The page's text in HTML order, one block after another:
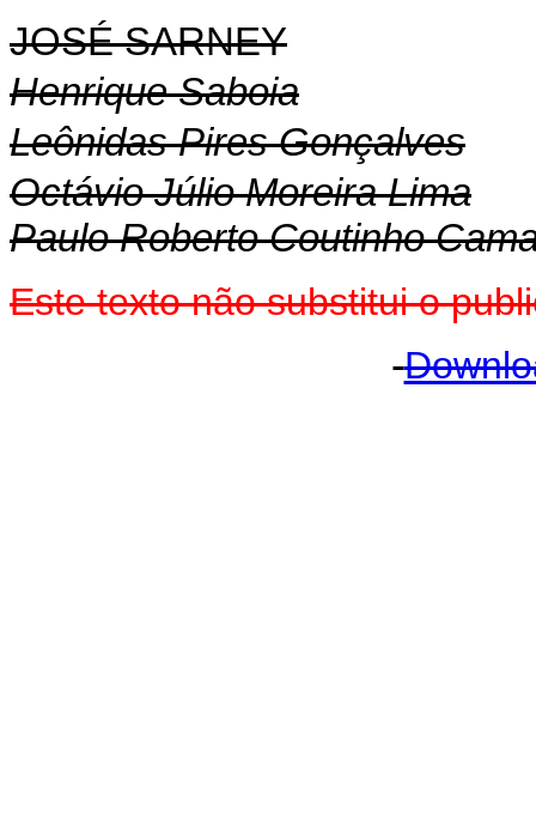
JOSÉ SARNEY
Henrique Saboia
Leônidas Pires Gonçalves
Octávio Júlio Moreira Lima
Paulo Roberto Coutinho
Este texto não substitui o